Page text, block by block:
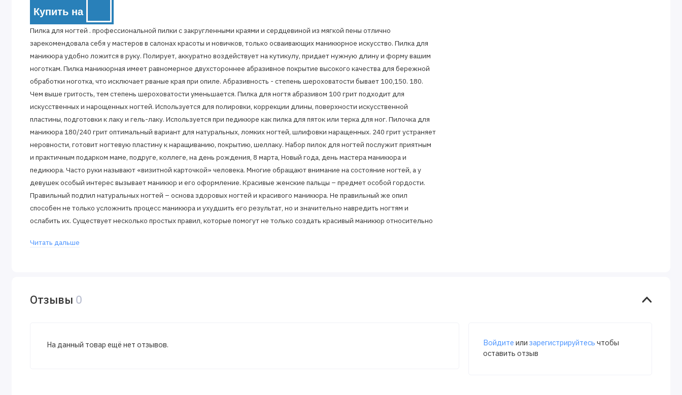
Купить на
Пилка для ногтей . профессиональной пилки с закругленными краями и сердцевиной из мягкой пены отлично
зарекомендовала себя у мастеров в салонах красоты и новичков, только осваивающих маникюрное искусство. Пилка для
маникюра удобно ложится в руку. Полирует, аккуратно воздействует на кутикулу, придает нужную длину и форму вашим
ноготкам. Пилка маникюрная имеет равномерное двухстороннее абразивное покрытие высокого качества для бережной
обработки ноготка, что исключает рваные края при опиле. Абразивность - степень шероховатости бывает 100,150. 180.
Чем выше гритость, тем степень шероховатости уменьшается. Пилка для ногтя абразивом 100 грит подходит для
искусственных и нарощенных ногтей. Используется для полировки, коррекции длины, поверхности искусственной
пластины, подготовки к лаку и гель-лаку. Используется при педикюре как пилка для пяток или терка для ног. Пилочка для
маникюра 180/240 грит оптимальный вариант для натуральных, ломких ногтей, шлифовки наращенных. 240 грит устраняет
неровности, готовит ногтевую пластину к наращиванию, покрытию, шеллаку. Набор пилок для ногтей послужит приятным
и практичным подарком маме, подруге, коллеге, на день рождения, 8 марта, Новый года, день мастера маникюра и
педикюра. Часто руки называют «визитной карточкой» человека. Многие обращают внимание на состояние ногтей, а у
девушек особый интерес вызывает маникюр и его оформление. Красивые женские пальцы – предмет особой гордости.
Правильный подпил натуральных ногтей – основа здоровых ногтей и красивого маникюра. Не правильный же опил
способен не только усложнить процесс маникюра и ухудшить его результат, но и значительно навредить ногтям и
ослабить их. Существует несколько простых правил, которые помогут не только создать красивый маникюр относительно
Читать дальше
Отзывы 0
На данный товар ещё нет отзывов. Войдите или зарегистрируйтесь чтобы
оставить отзыв